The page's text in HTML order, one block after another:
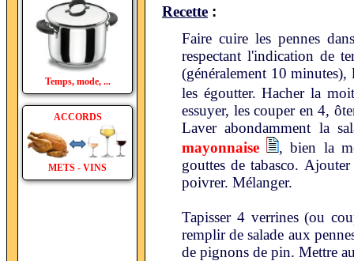
Temps, mode, ...
ACCORDS
METS - VINS
Recette :
Faire cuire les pennes
respectant l'indication de
(généralement 10 minutes),
les égoutter. Hacher la
essuyer, les couper en 4,
Laver abondamment la
mayonnaise
, bien la
gouttes de tabasco.
poivrer. Mélanger.
Tapisser 4 verrines (ou
remplir de salade aux
de pignons de pin. Mettre